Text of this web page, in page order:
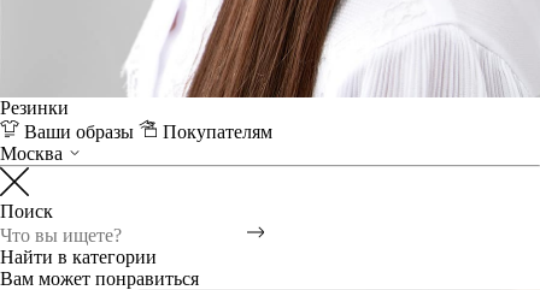
Резинки
Ваши образы
Покупателям
Москва
Поиск
Найти в категории
Вам может понравиться